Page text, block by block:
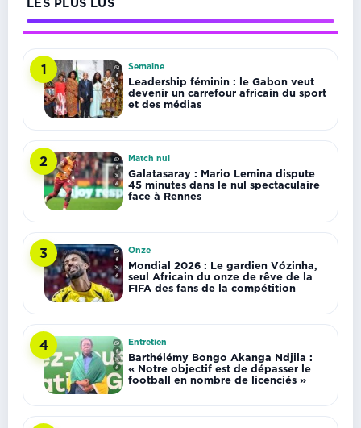
LES PLUS LUS
1 Semaine
Leadership féminin : le Gabon veut
devenir un carrefour africain du sport
et des médias
2 Match nul
Galatasaray : Mario Lemina dispute
45 minutes dans le nul spectaculaire
face à Rennes
3 Onze
Mondial 2026 : Le gardien Vózinha,
seul Africain du onze de rêve de la
FIFA des fans de la compétition
4 Entretien
Barthélémy Bongo Akanga Ndjila :
« Notre objectif est de dépasser le
football en nombre de licenciés »